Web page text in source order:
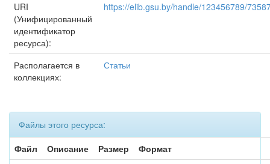
URI
(Унифицированный
идентификатор
ресурса):
https://elib.gsu.by/handle/123456789/
Располагается в
коллекциях:
Статьи
Файлы этого ресурса:
Файл
Описание Размер
Формат